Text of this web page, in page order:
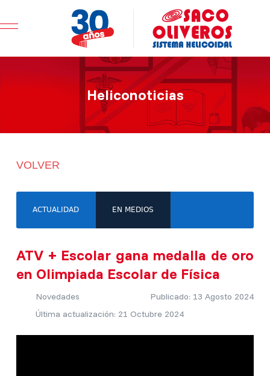
Mobile Menu Toggle
Heliconoticias
VOLVER
ACTUALIDAD EN MEDIOS
ATV + Escolar gana medalla de oro
en Olimpiada Escolar de Física
Novedades
Publicado: 13 Agosto 2024
Última actualización: 21 Octubre 2024